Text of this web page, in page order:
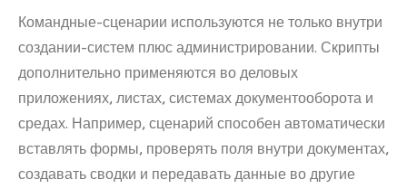
Командные-сценарии используются не только внутри
создании-систем плюс администрировании. Скрипты
дополнительно применяются во деловых
приложениях, листах, системах документооборота и
средах. Например, сценарий способен автоматически
вставлять формы, проверять поля внутри документах,
создавать сводки и передавать данные во другие